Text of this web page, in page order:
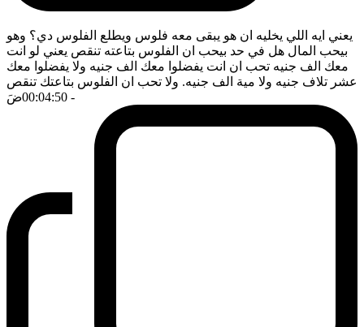
يعني ايه اللي يخليه ان هو يبقى معه فلوس ويطلع الفلوس دي؟ وهو
بيحب المال هل في حد بيحب ان الفلوس بتاعته تنقص يعني لو انت
معك الف جنيه تحب ان انت يفضلوا معك الف جنيه ولا يفضلوا معك
عشر تلاف جنيه ولا مية الف جنيه. ولا تحب ان الفلوس بتاعتك تنقص
- 00:04:50
ضَ